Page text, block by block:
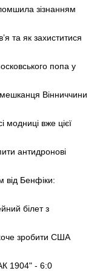
зізнанням
та як захиститися
попа у
Вінниччини
модниці вже цієї
антидронові
від Бенфіки:
білет з
зробити США
1904" - 6:0